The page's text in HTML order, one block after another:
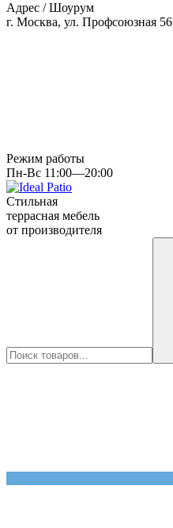
Адрес / Шоурум
г. Москва, ул. Профсоюзная 56
Режим работы
Пн-Вс 11:00—20:00
Стильная
террасная мебель
от производителя